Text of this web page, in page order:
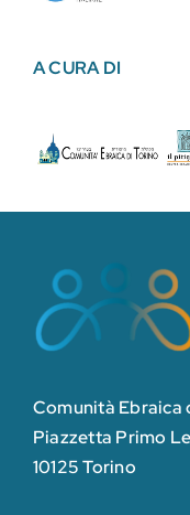
A CURA DI
Comunità Ebraica
Piazzetta Primo
10125 Torino